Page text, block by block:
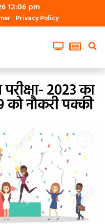
12:06 pm
Privacy Policy
2023 का
नौकरी पक्‍की